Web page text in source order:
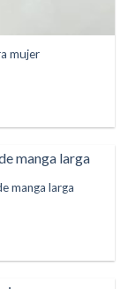
mujer
manga larga